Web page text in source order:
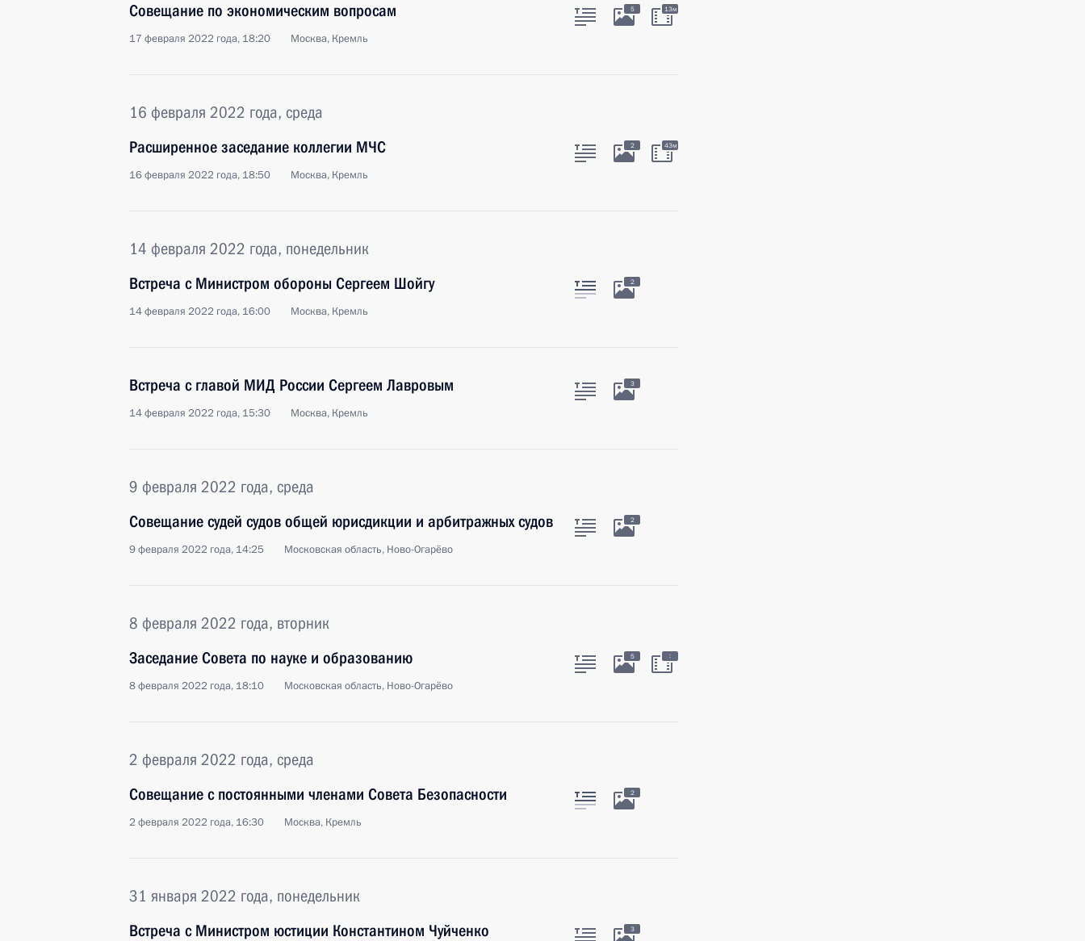
Совещание по экономическим вопросам
17 февраля 2022 года, 18:20 Москва, Кремль
5 13м
16 февраля 2022 года, среда
Расширенное заседание коллегии МЧС
16 февраля 2022 года, 18:50 Москва, Кремль
2 43м
14 февраля 2022 года, понедельник
Встреча с Министром обороны Сергеем Шойгу
14 февраля 2022 года, 16:00 Москва, Кремль
2
Встреча с главой МИД России Сергеем Лавровым
14 февраля 2022 года, 15:30 Москва, Кремль
3
9 февраля 2022 года, среда
Совещание судей судов общей юрисдикции и арбитражных судов
9 февраля 2022 года, 14:25 Московская область, Ново-Огарёво
2
8 февраля 2022 года, вторник
Заседание Совета по науке и образованию
8 февраля 2022 года, 18:10 Московская область, Ново-Огарёво
5 :
2 февраля 2022 года, среда
Совещание с постоянными членами Совета Безопасности
2 февраля 2022 года, 16:30 Москва, Кремль
2
31 января 2022 года, понедельник
Встреча с Министром юстиции Константином Чуйченко
3